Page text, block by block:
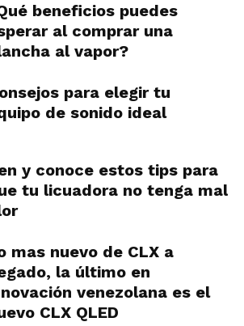
beneficios puedes
al comprar una
al vapor?
para elegir tu
de sonido ideal
y conoce estos tips para
tu licuadora no tenga mal
mas nuevo de CLX a
la último en
venezolana es el
CLX QLED